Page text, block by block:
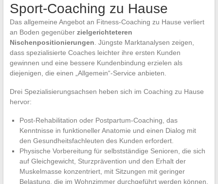
Sport-Coaching zu Hause
Das allgemeine Angebot an Fitness-Coaching zu Hause verliert
an Boden gegenüber zielgerichteteren
Nischenpositionierungen . Jüngste Marktanalysen zeigen,
dass spezialisierte Coaches leichter ihre ersten Kunden
gewinnen und eine bessere Kundenbindung erzielen als
diejenigen, die einen „Allgemein“-Service anbieten.
Drei Spezialisierungsachsen heben sich im Coaching zu Hause
hervor:
Post-Rehabilitation oder Postpartum-Coaching, das
Kenntnisse in funktioneller Anatomie und einen Dialog mit
den Gesundheitsfachleuten des Kunden erfordert.
Physische Vorbereitung für selbstständige Senioren, die sich
auf Gleichgewicht, Sturzprävention und den Erhalt der
Muskelmasse konzentriert, mit Sitzungen mit geringer
Belastung, die im Wohnzimmer durchgeführt werden können.